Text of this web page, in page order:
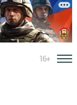
16+